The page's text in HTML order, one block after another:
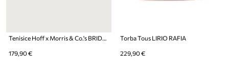
Tenisice Hoff x Morris & Co.'s BRIDGE CHERRY
179,90 €
Torba Tous LIRIO RAFIA
229,90 €